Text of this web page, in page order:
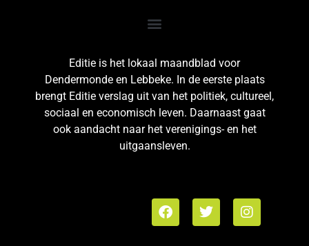
Editie is het lokaal maandblad voor
Dendermonde en Lebbeke. In de eerste plaats
brengt Editie verslag uit van het politiek, cultureel,
sociaal en economisch leven. Daarnaast gaat
ook aandacht naar het verenigings- en het
uitgaansleven.